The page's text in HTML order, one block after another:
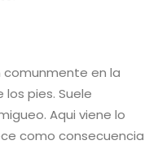
en la
pies. Suele
Aqui viene lo
como consecuencia